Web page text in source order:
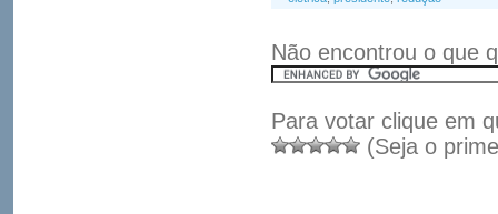
Não encontrou o que
Para votar clique em
(Seja o